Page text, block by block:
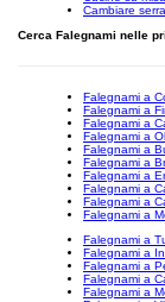
Cambiare
Cerca Falegnami nelle
Falegnami a
Falegnami a
Falegnami a
Falegnami a
Falegnami a
Falegnami a
Falegnami a
Falegnami a
Falegnami a
Falegnami a
Falegnami a
Falegnami a
Falegnami a
Falegnami a
Falegnami a